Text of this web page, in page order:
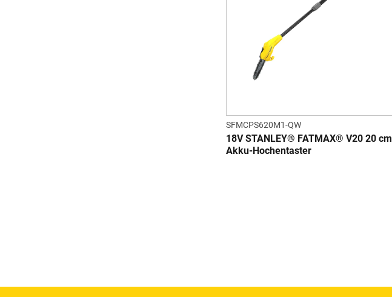
SFMCPS620M1-QW
18V STANLEY® FATMAX® V20 20 cm
Akku-Hochentaster